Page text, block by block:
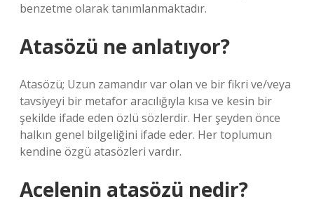
benzetme olarak tanımlanmaktadır.
Atasözü ne anlatıyor?
Atasözü; Uzun zamandır var olan ve bir fikri ve/veya
tavsiyeyi bir metafor aracılığıyla kısa ve kesin bir
şekilde ifade eden özlü sözlerdir. Her şeyden önce
halkın genel bilgeliğini ifade eder. Her toplumun
kendine özgü atasözleri vardır.
Acelenin atasözü nedir?